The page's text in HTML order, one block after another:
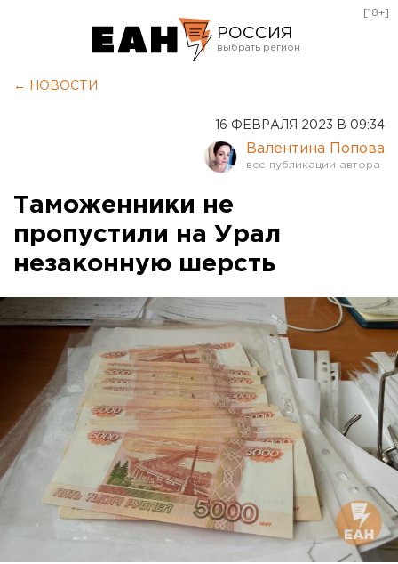
РОССИЯ
Курган
Оренбург
[18+]
← НОВОСТИ
16 ФЕВРАЛЯ 2023 В 09:34
Валентина Попова
Таможенники не
пропустили на Урал
незаконную шерсть